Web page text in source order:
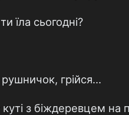
їла сьогодні?
грійся...
з біждеревцем на